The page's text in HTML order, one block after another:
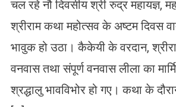
चल रहे नौ दिवसीय श्री रुद्र महायज्ञ,
श्रीराम कथा महोत्सव के अष्टम दिवस
भावुक हो उठा। कैकेयी के वरदान,
वनवास तथा संपूर्ण वनवास लीला का
श्रद्धालु भावविभोर हो गए। कथा के